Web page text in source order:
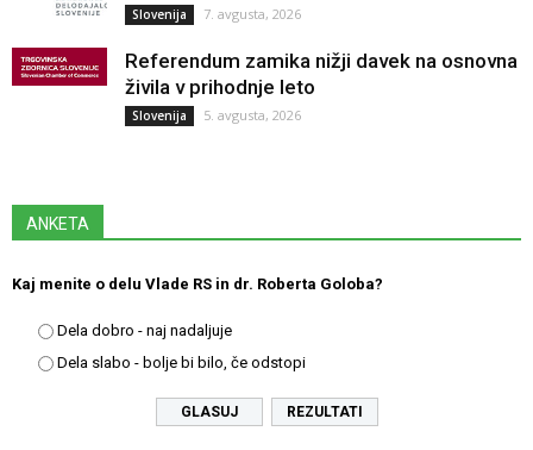
Slovenija 7. avgusta, 2026
Referendum zamika nižji davek na osnovna
živila v prihodnje leto
Slovenija 5. avgusta, 2026
ANKETA
Kaj menite o delu Vlade RS in dr. Roberta Goloba?
Dela dobro - naj nadaljuje
Dela slabo - bolje bi bilo, če odstopi
REZULTATI